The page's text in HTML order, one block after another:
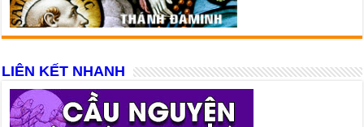
LIÊN KẾT NHANH